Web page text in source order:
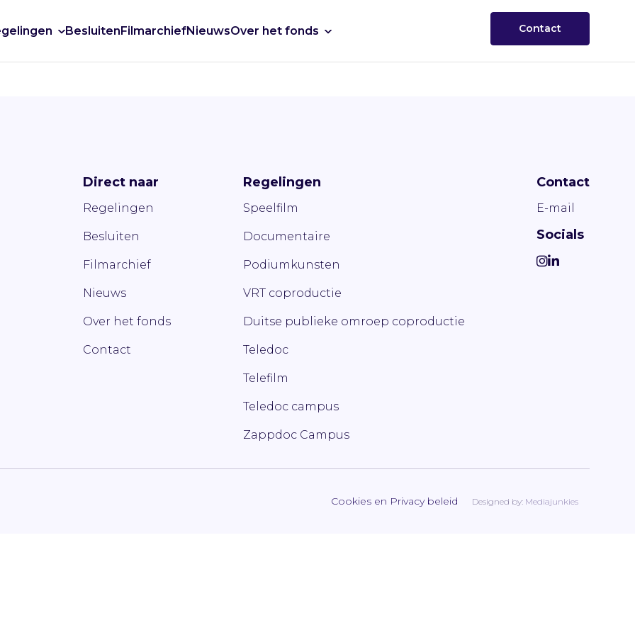
BesluitenFilmarchiefNieuwsOver het fonds Contact
Direct naar
Regelingen
Besluiten
Filmarchief
Nieuws
Over het fonds
Contact
Regelingen
Speelfilm
Documentaire
Podiumkunsten
VRT coproductie
Duitse publieke omroep coproductie
Teledoc
Telefilm
Teledoc campus
Zappdoc Campus
Contact
E-mail
Socials
Cookies en Privacy beleid Designed by: Mediajunkies